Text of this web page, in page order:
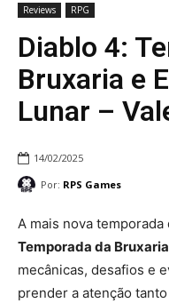
Reviews RPG
Diablo 4:
Bruxaria e
Lunar –
14/02/2025
Por: RPS Games
A mais nova temporada
Temporada da Bruxaria
mecânicas, desafios e
prender a atenção